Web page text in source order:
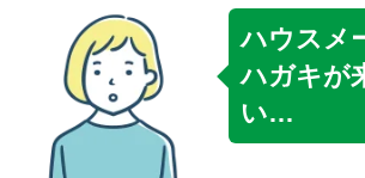
ハウスメ
ハガキが
い…